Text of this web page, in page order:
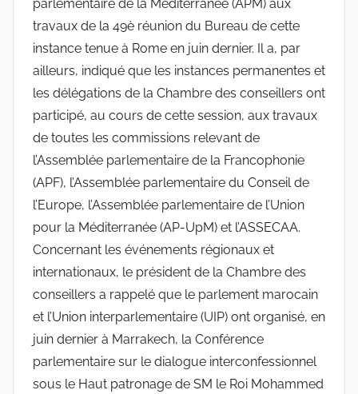
parlementaire de la Méditerranée (APM) aux
travaux de la 49è réunion du Bureau de cette
instance tenue à Rome en juin dernier. Il a, par
ailleurs, indiqué que les instances permanentes et
les délégations de la Chambre des conseillers ont
participé, au cours de cette session, aux travaux
de toutes les commissions relevant de
l’Assemblée parlementaire de la Francophonie
(APF), l’Assemblée parlementaire du Conseil de
l’Europe, l’Assemblée parlementaire de l’Union
pour la Méditerranée (AP-UpM) et l’ASSECAA.
Concernant les événements régionaux et
internationaux, le président de la Chambre des
conseillers a rappelé que le parlement marocain
et l’Union interparlementaire (UIP) ont organisé, en
juin dernier à Marrakech, la Conférence
parlementaire sur le dialogue interconfessionnel
sous le Haut patronage de SM le Roi Mohammed